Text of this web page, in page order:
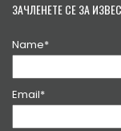
ЗАЧЛЕНЕТЕ СЕ ЗА
Name*
Email*